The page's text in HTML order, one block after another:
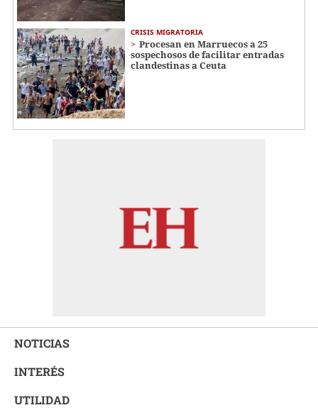
CRISIS MIGRATORIA
Procesan en Marruecos a 25
sospechosos de facilitar entradas
clandestinas a Ceuta
NOTICIAS
INTERÉS
UTILIDAD